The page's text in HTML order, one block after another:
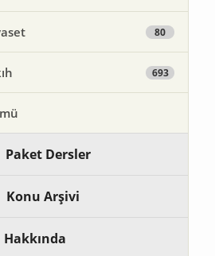
80
693
Paket Dersler
Konu Arşivi
Hakkında